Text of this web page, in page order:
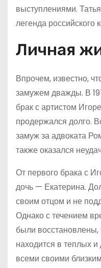
выступлениями.
легенда российского
Личная
Впрочем, известно,
замужем дважды. В
брак с артистом
продержался долго.
замуж за адвоката
также оказался
От первого брака с
дочь — Екатерина.
своим отцом и не
Однако с течением
были
находится в теплых
всеми своими